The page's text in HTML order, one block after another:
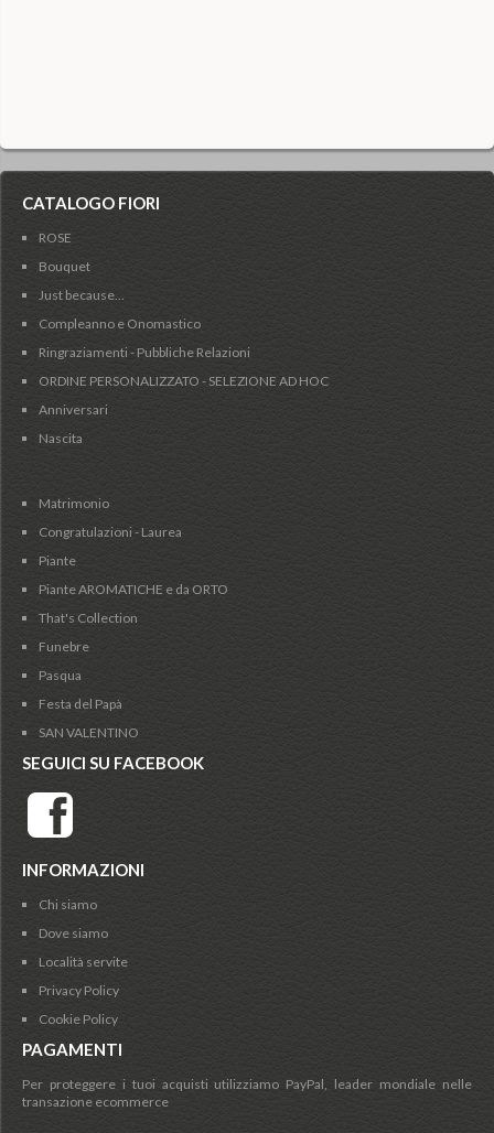
CATALOGO FIORI
ROSE
Bouquet
Just because...
Compleanno e Onomastico
Ringraziamenti - Pubbliche Relazioni
ORDINE PERSONALIZZATO - SELEZIONE AD HOC
Anniversari
Nascita
Matrimonio
Congratulazioni - Laurea
Piante
Piante AROMATICHE e da ORTO
That's Collection
Funebre
Pasqua
Festa del Papà
SAN VALENTINO
SEGUICI SU FACEBOOK
INFORMAZIONI
Chi siamo
Dove siamo
Località servite
Privacy Policy
Cookie Policy
PAGAMENTI
Per proteggere i tuoi acquisti utilizziamo PayPal, leader mondiale nelle
transazione ecommerce